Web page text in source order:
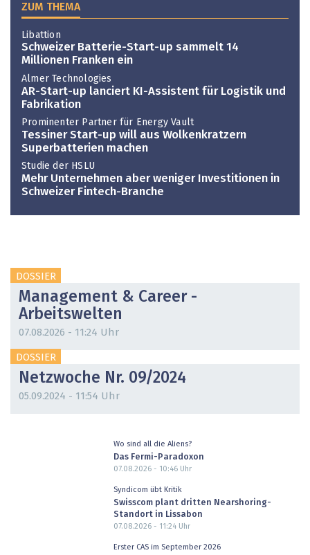
ZUM THEMA
Libattion
Schweizer Batterie-Start-up sammelt 14
Millionen Franken ein
Almer Technologies
AR-Start-up lanciert KI-Assistent für Logistik und
Fabrikation
Prominenter Partner für Energy Vault
Tessiner Start-up will aus Wolkenkratzern
Superbatterien machen
Studie der HSLU
Mehr Unternehmen aber weniger Investitionen in
Schweizer Fintech-Branche
DOSSIER
Management & Career -
Arbeitswelten
07.08.2026 - 11:24 Uhr
DOSSIER
Netzwoche Nr. 09/2024
05.09.2024 - 11:54 Uhr
Wo sind all die Aliens?
Das Fermi-Paradoxon
07.08.2026 - 10:46Uhr
Syndicom übt Kritik
Swisscom plant dritten Nearshoring-
Standort in Lissabon
07.08.2026 - 11:24Uhr
Erster CAS im September 2026